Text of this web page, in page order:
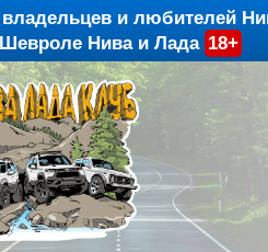
и любителей
Нива и Лада 18+